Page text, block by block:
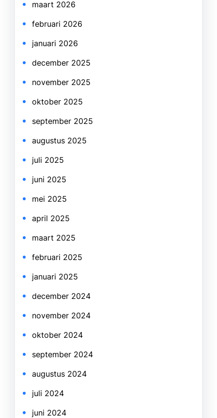
maart 2026
februari 2026
januari 2026
december 2025
november 2025
oktober 2025
september 2025
augustus 2025
juli 2025
juni 2025
mei 2025
april 2025
maart 2025
februari 2025
januari 2025
december 2024
november 2024
oktober 2024
september 2024
augustus 2024
juli 2024
juni 2024